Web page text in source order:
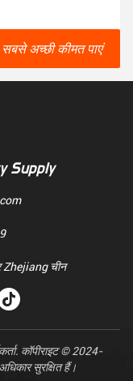
सबसे अच्छी कीमत पाएं
Supply
चीन
कॉपीराइट © 2024-
सुरक्षित हैं।